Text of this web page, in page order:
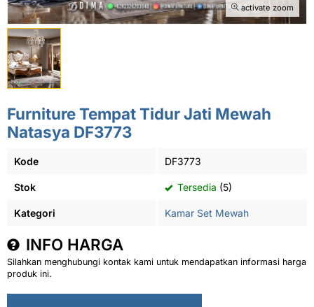
activate zoom
Furniture Tempat Tidur Jati Mewah
Natasya DF3773
Kode DF3773
Stok Tersedia (5)
Kategori Kamar Set Mewah
INFO HARGA
Silahkan menghubungi kontak kami untuk mendapatkan informasi harga
produk ini.